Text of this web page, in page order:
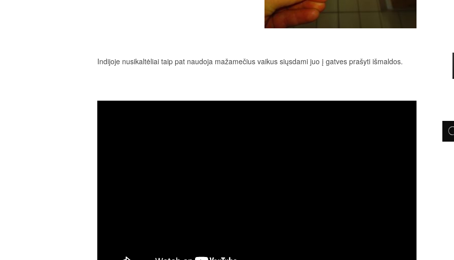
Indijoje nusikaltėliai taip pat naudoja mažamečius vaikus siųsdami juo į gatves prašyti išmaldos.